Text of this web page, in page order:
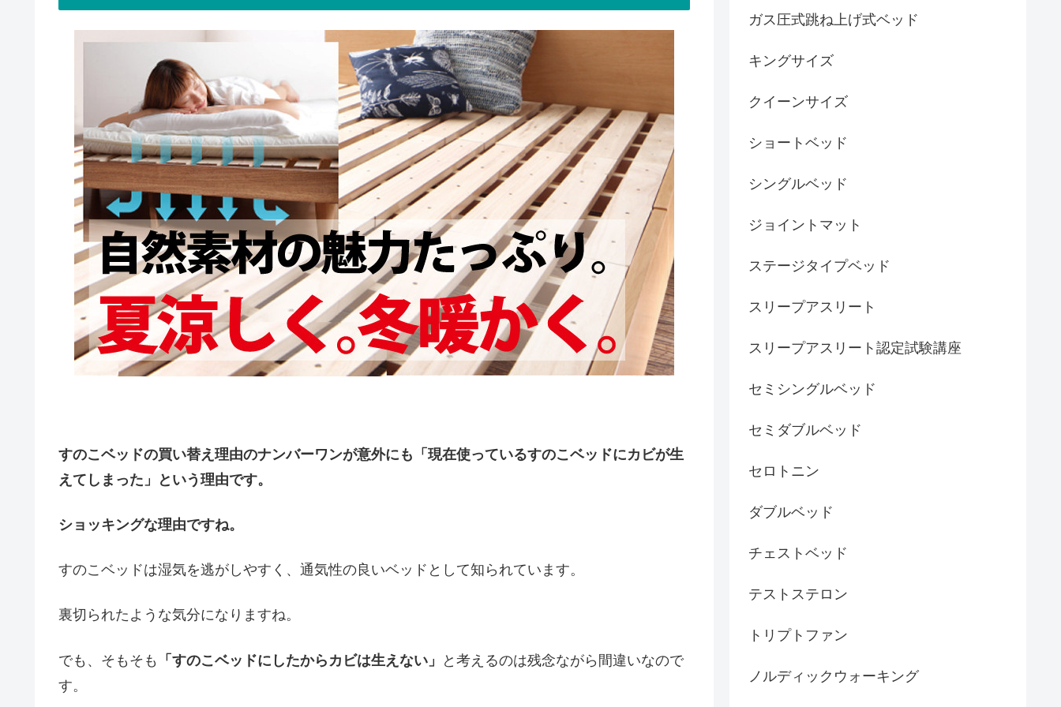
すのこベッドの買い替え理由のナンバーワンが意外にも「現在使っているすのこベッドにカビが生
えてしまった」という理由です。
ショッキングな理由ですね。
すのこベッドは湿気を逃がしやすく、通気性の良いベッドとして知られています。
裏切られたような気分になりますね。
でも、そもそも 「すのこベッドにしたからカビは生えない」
と考えるのは残念ながら間違いなので
す。
ガス圧式跳ね上げ式ベッド
キングサイズ
クイーンサイズ
ショートベッド
シングルベッド
ジョイントマット
ステージタイプベッド
スリープアスリート
スリープアスリート認定試験講座
セミシングルベッド
セミダブルベッド
セロトニン
ダブルベッド
チェストベッド
テストステロン
トリプトファン
ノルディックウォーキング